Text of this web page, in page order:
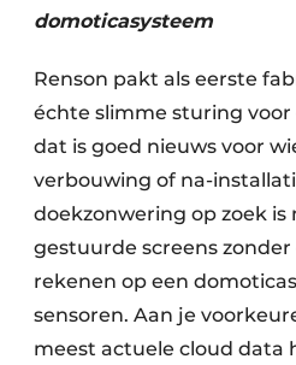
domoticasysteem
Renson pakt als eerste
échte slimme sturing
dat is goed nieuws voor
verbouwing of na-
doekzonwering op zoek
gestuurde screens
rekenen op een
sensoren. Aan je
meest actuele cloud data